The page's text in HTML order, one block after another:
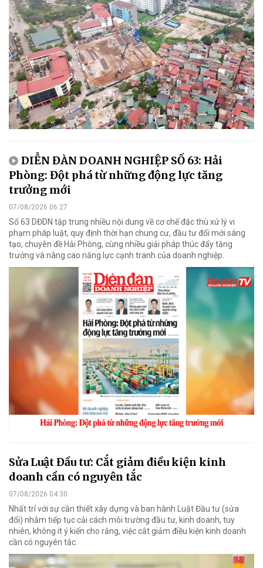
DIỄN ĐÀN DOANH NGHIỆP SỐ 63: Hải
Phòng: Đột phá từ những động lực tăng
trưởng mới
07/08/2026 06:27
Số 63 DĐDN tập trung nhiều nội dung về cơ chế đặc thù xử lý vi
phạm pháp luật, quy định thời hạn chung cư, đầu tư đổi mới sáng
tạo, chuyên đề Hải Phòng, cùng nhiều giải pháp thúc đẩy tăng
trưởng và nâng cao năng lực cạnh tranh của doanh nghiệp.
Sửa Luật Đầu tư: Cắt giảm điều kiện kinh
doanh cần có nguyên tắc
07/08/2026 04:30
Nhất trí với sự cần thiết xây dựng và ban hành Luật Đầu tư (sửa
đổi) nhằm tiếp tục cải cách môi trường đầu tư, kinh doanh, tuy
nhiên, không ít ý kiến cho rằng, việc cắt giảm điều kiện kinh doanh
cần có nguyên tắc.